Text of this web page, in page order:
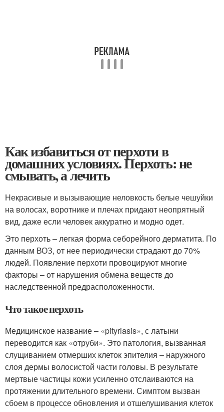
Как избавиться от перхоти в
домашних условиях. Перхоть: не
смывать, а лечить
Некрасивые и вызывающие неловкость белые чешуйки
на волосах, воротнике и плечах придают неопрятный
вид, даже если человек аккуратно и модно одет.
Это перхоть – легкая форма себорейного дерматита. По
данным ВОЗ, от нее периодически страдают до 70%
людей. Появление перхоти провоцируют многие
факторы – от нарушения обмена веществ до
наследственной предрасположенности.
Что такое перхоть
Медицинское название – «pityriasis», с латыни
переводится как «отруби». Это патология, вызванная
слущиванием отмерших клеток эпителия – наружного
слоя дермы волосистой части головы. В результате
мертвые частицы кожи усиленно отслаиваются на
протяжении длительного времени. Симптом вызван
сбоем в процессе обновления и отшелушивания клеток